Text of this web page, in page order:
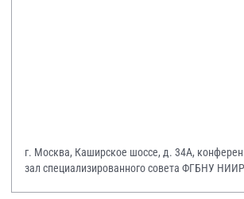
г. Москва, Каширское шоссе, д. 34А,
зал специализированного совета ФГБНУ